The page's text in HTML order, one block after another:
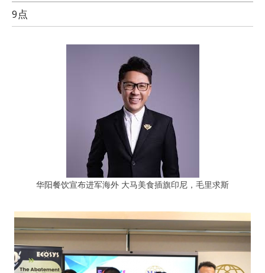
9点
华阳餐饮宣布进军海外 大马美食插旗印尼，毛里求斯